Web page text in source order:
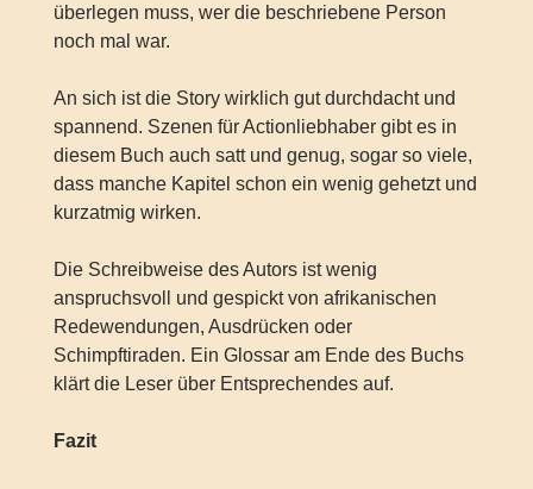
überlegen muss, wer die beschriebene Person
noch mal war.
An sich ist die Story wirklich gut durchdacht und
spannend. Szenen für Actionliebhaber gibt es in
diesem Buch auch satt und genug, sogar so viele,
dass manche Kapitel schon ein wenig gehetzt und
kurzatmig wirken.
Die Schreibweise des Autors ist wenig
anspruchsvoll und gespickt von afrikanischen
Redewendungen, Ausdrücken oder
Schimpftiraden. Ein Glossar am Ende des Buchs
klärt die Leser über Entsprechendes auf.
Fazit